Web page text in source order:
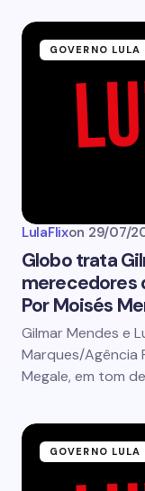
GOVERNO LULA
LulaFlixon 29/07/
Globo trata
merecedores
Por Moisés
Gilmar Mendes e
Marques/Agência
Megale, em tom
GOVERNO LULA